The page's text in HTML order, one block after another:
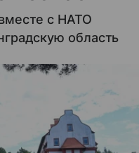
с НАТО
область